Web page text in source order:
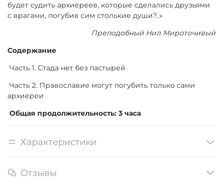
будет судить архиереев, которые сделались друзьями
с врагами, погубив сим столькие души?..»
Преподобный Нил Мироточивый
Содержание
Часть 1. Стада нет без пастырей
Часть 2. Православие могут погубить только сами
архиереи
Общая продолжительность: 3 часа
Характеристики
Отзывы